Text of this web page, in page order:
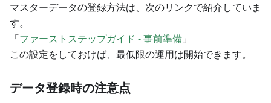
マスターデータの登録方法は、次のリンクで紹介していま
す。
「ファーストステップガイド - 事前準備 」
この設定をしておけば、最低限の運用は開始できます。
データ登録時の注意点